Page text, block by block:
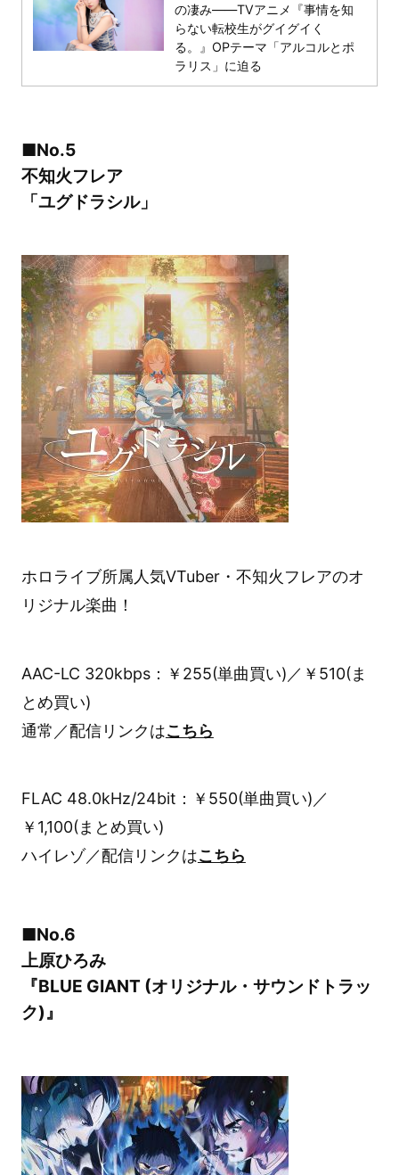
の凄み――TVアニメ『事情を知
らない転校生がグイグイく
る。』OPテーマ「アルコルとポ
ラリス」に迫る
■No.5
不知火フレア
「ユグドラシル」
ホロライブ所属人気VTuber・不知火フレアのオ
リジナル楽曲！
AAC-LC 320kbps：￥255(単曲買い)／￥510(ま
とめ買い)
通常／配信リンクはこちら
FLAC 48.0kHz/24bit：￥550(単曲買い)／
￥1,100(まとめ買い)
ハイレゾ／配信リンクはこちら
■No.6
上原ひろみ
『BLUE GIANT (オリジナル・サウンドトラッ
ク)』